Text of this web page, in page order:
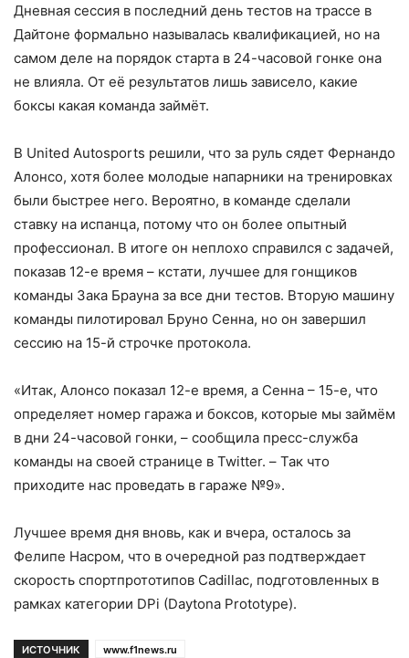
Дневная сессия в последний день тестов на трассе в
Дайтоне формально называлась квалификацией, но на
самом деле на порядок старта в 24-часовой гонке она
не влияла. От её результатов лишь зависело, какие
боксы какая команда займёт.
В United Autosports решили, что за руль сядет Фернандо
Алонсо, хотя более молодые напарники на тренировках
были быстрее него. Вероятно, в команде сделали
ставку на испанца, потому что он более опытный
профессионал. В итоге он неплохо справился с задачей,
показав 12-е время – кстати, лучшее для гонщиков
команды Зака Брауна за все дни тестов. Вторую машину
команды пилотировал Бруно Сенна, но он завершил
сессию на 15-й строчке протокола.
«Итак, Алонсо показал 12-е время, а Сенна – 15-е, что
определяет номер гаража и боксов, которые мы займём
в дни 24-часовой гонки, – сообщила пресс-служба
команды на своей странице в Twitter. – Так что
приходите нас проведать в гараже №9».
Лучшее время дня вновь, как и вчера, осталось за
Фелипе Насром, что в очередной раз подтверждает
скорость спортпрототипов Cadillac, подготовленных в
рамках категории DPi (Daytona Prototype).
ИСТОЧНИК
www.f1news.ru